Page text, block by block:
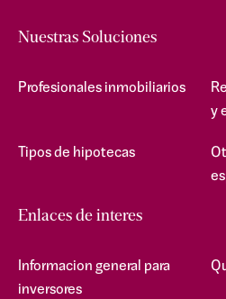
Nuestras Soluciones
Profesionales inmobiliarios
y
Tipos de hipotecas
Enlaces de interes
Informacion general para
inversores